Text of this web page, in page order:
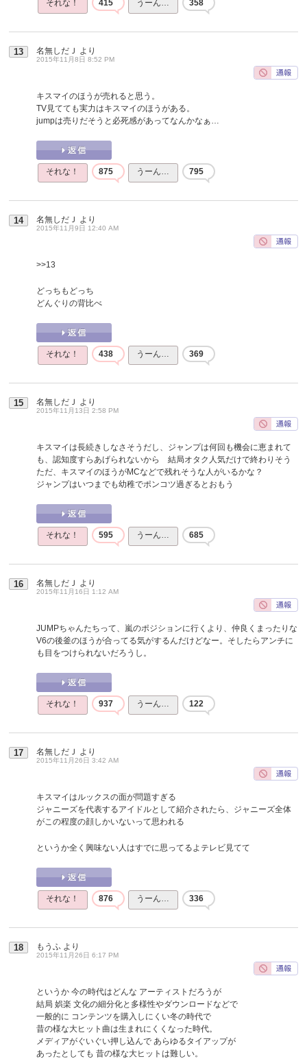
それな！ 415 うーん… 358
13 名無しだＪ より
2015年11月8日 8:52 PM
キスマイのほうが売れると思う。
TV見てても実力はキスマイのほうがある。
jumpは売りだそうと必死感があってなんかなぁ…
それな！ 875 うーん… 795
14 名無しだＪ より
2015年11月9日 12:40 AM
>>13
どっちもどっち
どんぐりの背比べ
それな！ 438 うーん… 369
15 名無しだＪ より
2015年11月13日 2:58 PM
キスマイは長続きしなさそうだし、ジャンプは何回も機会に恵まれて
も、認知度すらあげられないから 結局オタク人気だけで終わりそう
ただ、キスマイのほうがMCなどで残れそうな人がいるかな？
ジャンプはいつまでも幼稚でポンコツ過ぎるとおもう
それな！ 595 うーん… 685
16 名無しだＪ より
2015年11月16日 1:12 AM
JUMPちゃんたちって、嵐のポジションに行くより、仲良くまったりな
V6の後釜のほうが合ってる気がするんだけどなー。そしたらアンチに
も目をつけられないだろうし。
それな！ 937 うーん… 122
17 名無しだＪ より
2015年11月26日 3:42 AM
キスマイはルックスの面が問題すぎる
ジャニーズを代表するアイドルとして紹介されたら、ジャニーズ全体
がこの程度の顔しかいないって思われる
というか全く興味ない人はすでに思ってるよテレビ見てて
それな！ 876 うーん… 336
18 もうふ より
2015年11月26日 6:17 PM
というか 今の時代はどんな アーティストだろうが
結局 娯楽 文化の細分化と多様性やダウンロードなどで
一般的に コンテンツを購入しにくい冬の時代で
昔の様な大ヒット曲は生まれにくくなった時代。
メディアがぐいぐい押し込んで あらゆるタイアップが
あったとしても 昔の様な大ヒットは難しい。